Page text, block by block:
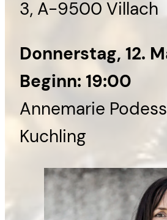
3, A-9500 Villach
Donnerstag, 12.
Beginn: 19:00
Annemarie
Kuchling